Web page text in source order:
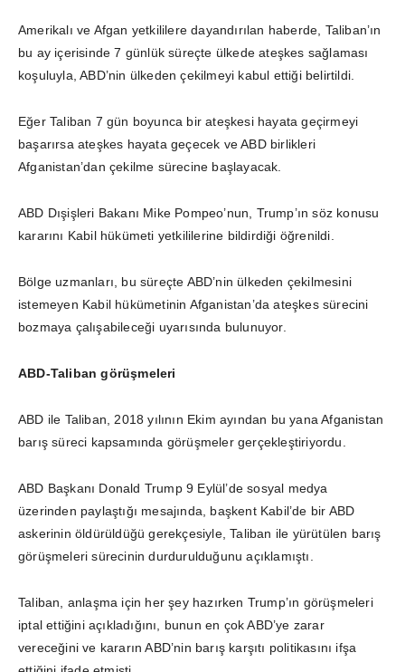
Amerikalı ve Afgan yetkililere dayandırılan haberde, Taliban’ın
bu ay içerisinde 7 günlük süreçte ülkede ateşkes sağlaması
koşuluyla, ABD’nin ülkeden çekilmeyi kabul ettiği belirtildi.
Eğer Taliban 7 gün boyunca bir ateşkesi hayata geçirmeyi
başarırsa ateşkes hayata geçecek ve ABD birlikleri
Afganistan’dan çekilme sürecine başlayacak.
ABD Dışişleri Bakanı Mike Pompeo’nun, Trump’ın söz konusu
kararını Kabil hükümeti yetkililerine bildirdiği öğrenildi.
Bölge uzmanları, bu süreçte ABD’nin ülkeden çekilmesini
istemeyen Kabil hükümetinin Afganistan’da ateşkes sürecini
bozmaya çalışabileceği uyarısında bulunuyor.
ABD-Taliban görüşmeleri
ABD ile Taliban, 2018 yılının Ekim ayından bu yana Afganistan
barış süreci kapsamında görüşmeler gerçekleştiriyordu.
ABD Başkanı Donald Trump 9 Eylül’de sosyal medya
üzerinden paylaştığı mesajında, başkent Kabil’de bir ABD
askerinin öldürüldüğü gerekçesiyle, Taliban ile yürütülen barış
görüşmeleri sürecinin durdurulduğunu açıklamıştı.
Taliban, anlaşma için her şey hazırken Trump’ın görüşmeleri
iptal ettiğini açıkladığını, bunun en çok ABD’ye zarar
vereceğini ve kararın ABD’nin barış karşıtı politikasını ifşa